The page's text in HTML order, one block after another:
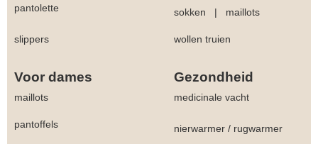
pantolette sokken | maillots
slippers wollen truien
Voor dames Gezondheid
maillots medicinale vacht
pantoffels nierwarmer / rugwarmer